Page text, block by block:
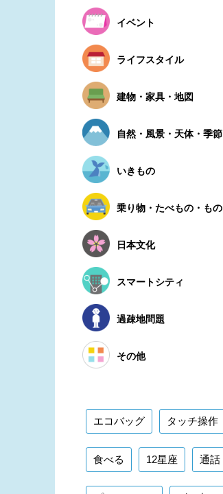
イベント
ライフスタイル
建物・家具・地図
自然・風景・天体・季節
いきもの
乗り物・たべもの・もの
日本文化
スマートシティ
過疎地問題
その他
エコバッグ タッチ操作
食べる 12星座 通話